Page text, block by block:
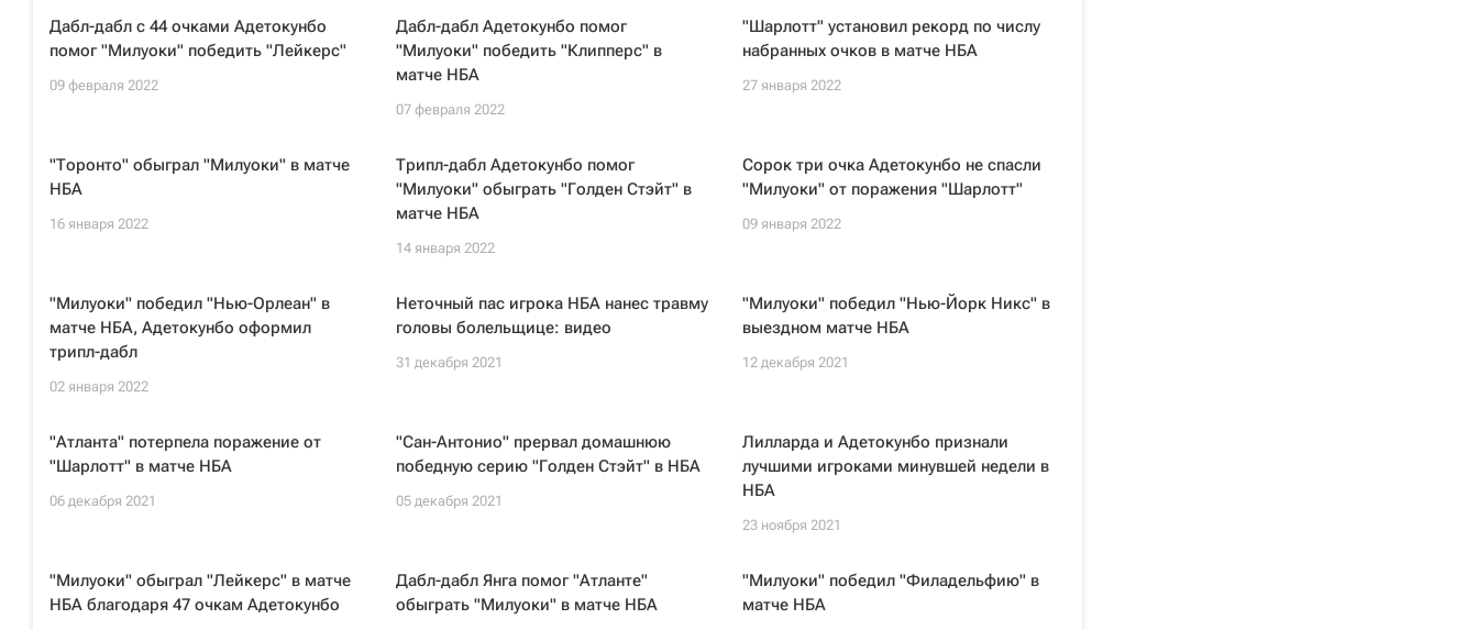
Дабл-дабл с 44 очками Адетокунбо
помог "Милуоки" победить "Лейкерс"
09 февраля 2022
Дабл-дабл Адетокунбо помог
"Милуоки" победить "Клипперс" в
матче НБА
07 февраля 2022
"Шарлотт" установил рекорд по числу
набранных очков в матче НБА
27 января 2022
"Торонто" обыграл "Милуоки" в матче
НБА
16 января 2022
Трипл-дабл Адетокунбо помог
"Милуоки" обыграть "Голден Стэйт" в
матче НБА
14 января 2022
Сорок три очка Адетокунбо не спасли
"Милуоки" от поражения "Шарлотт"
09 января 2022
"Милуоки" победил "Нью-Орлеан" в
матче НБА, Адетокунбо оформил
трипл-дабл
02 января 2022
Неточный пас игрока НБА нанес травму
головы болельщице: видео
31 декабря 2021
"Милуоки" победил "Нью-Йорк Никс" в
выездном матче НБА
12 декабря 2021
"Атланта" потерпела поражение от
"Шарлотт" в матче НБА
06 декабря 2021
"Сан-Антонио" прервал домашнюю
победную серию "Голден Стэйт" в НБА
05 декабря 2021
Лилларда и Адетокунбо признали
лучшими игроками минувшей недели в
НБА
23 ноября 2021
"Милуоки" обыграл "Лейкерс" в матче
НБА благодаря 47 очкам Адетокунбо
Дабл-дабл Янга помог "Атланте"
обыграть "Милуоки" в матче НБА
"Милуоки" победил "Филадельфию" в
матче НБА